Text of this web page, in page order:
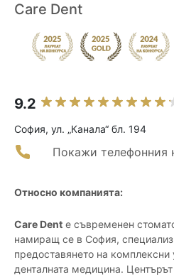
Care Dent
9.2
София, ул. „Канала“ бл. 194
Покажи телефонния
Относно компанията:
Care Dent е съвременен
намиращ се в София,
предоставянето на комплексни
денталната медицина.